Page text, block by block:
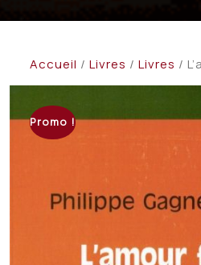
Accueil / Livres / Livres /
Promo !